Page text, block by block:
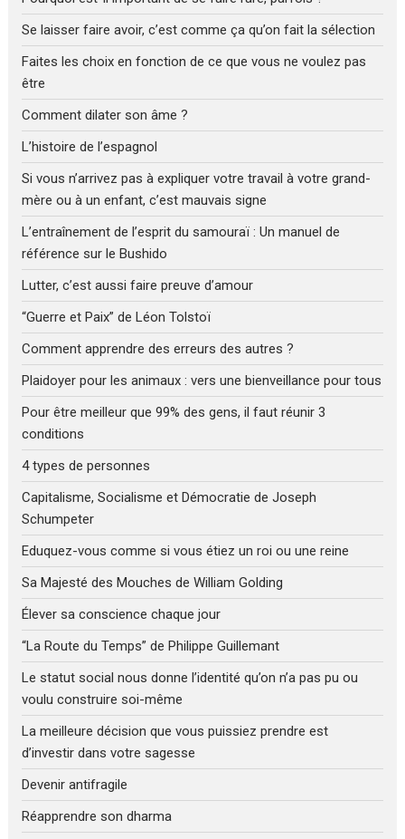
Se laisser faire avoir, c’est comme ça qu’on fait la sélection
Faites les choix en fonction de ce que vous ne voulez pas
être
Comment dilater son âme ?
L’histoire de l’espagnol
Si vous n’arrivez pas à expliquer votre travail à votre grand-
mère ou à un enfant, c’est mauvais signe
L’entraînement de l’esprit du samouraï : Un manuel de
référence sur le Bushido
Lutter, c’est aussi faire preuve d’amour
“Guerre et Paix” de Léon Tolstoï
Comment apprendre des erreurs des autres ?
Plaidoyer pour les animaux : vers une bienveillance pour tous
Pour être meilleur que 99% des gens, il faut réunir 3
conditions
4 types de personnes
Capitalisme, Socialisme et Démocratie de Joseph
Schumpeter
Eduquez-vous comme si vous étiez un roi ou une reine
Sa Majesté des Mouches de William Golding
Élever sa conscience chaque jour
“La Route du Temps” de Philippe Guillemant
Le statut social nous donne l’identité qu’on n’a pas pu ou
voulu construire soi-même
La meilleure décision que vous puissiez prendre est
d’investir dans votre sagesse
Devenir antifragile
Réapprendre son dharma